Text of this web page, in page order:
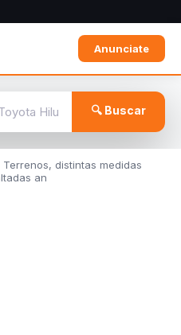
Anunciate
🔍 Buscar
Terrenos, distintas medidas
an